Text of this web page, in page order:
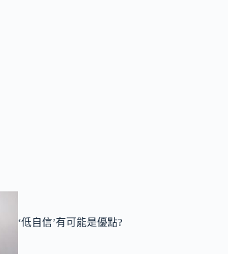
‘低自信’有可能是優點?